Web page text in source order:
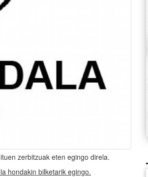
zerbitzuak eten egingo direla.
hondakin bilketarik egingo.